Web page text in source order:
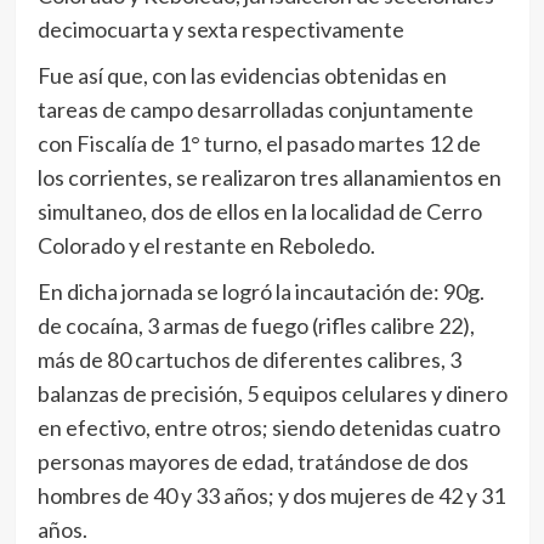
decimocuarta y sexta respectivamente
Fue así que, con las evidencias obtenidas en
tareas de campo desarrolladas conjuntamente
con Fiscalía de 1° turno, el pasado martes 12 de
los corrientes, se realizaron tres allanamientos en
simultaneo, dos de ellos en la localidad de Cerro
Colorado y el restante en Reboledo.
En dicha jornada se logró la incautación de: 90g.
de cocaína, 3 armas de fuego (rifles calibre 22),
más de 80 cartuchos de diferentes calibres, 3
balanzas de precisión, 5 equipos celulares y dinero
en efectivo, entre otros; siendo detenidas cuatro
personas mayores de edad, tratándose de dos
hombres de 40 y 33 años; y dos mujeres de 42 y 31
años.